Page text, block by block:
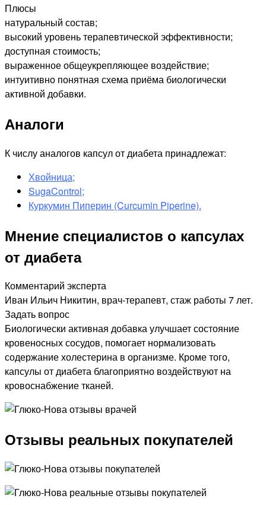
Плюсы
натуральный состав;
высокий уровень терапевтической эффективности;
доступная стоимость;
выраженное общеукрепляющее воздействие;
интуитивно понятная схема приёма биологически
активной добавки.
Аналоги
К числу аналогов капсул от диабета принадлежат:
Хвойница;
SugaControl;
Куркумин Пиперин (Curcumin Piperine).
Мнение специалистов о капсулах
от диабета
Комментарий эксперта
Иван Ильич Никитин, врач-терапевт, стаж работы 7 лет.
Задать вопрос
Биологически активная добавка улучшает состояние
кровеносных сосудов, помогает нормализовать
содержание холестерина в организме. Кроме того,
капсулы от диабета благоприятно воздействуют на
кровоснабжение тканей.
Отзывы реальных покупателей